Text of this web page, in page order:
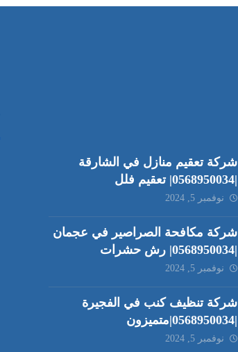
شركة تعقيم منازل في الشارقة
|0568950034| تعقيم فلل
نوفمبر 5, 2024
شركة مكافحة الصراصير في عجمان
|0568950034| رش حشرات
نوفمبر 5, 2024
شركة تنظيف كنب في الفجيرة
|0568950034|متميزون
نوفمبر 5, 2024